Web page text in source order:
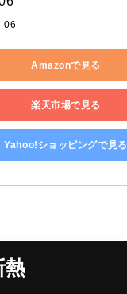
06
Amazonで見る
楽天市場で見る
Yahoo!ショッピングで見る
熱